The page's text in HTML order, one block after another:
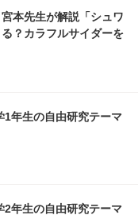
宮本先生が解説「シュワ
？カラフルサイダーを
1年生の自由研究テーマ
2年生の自由研究テーマ